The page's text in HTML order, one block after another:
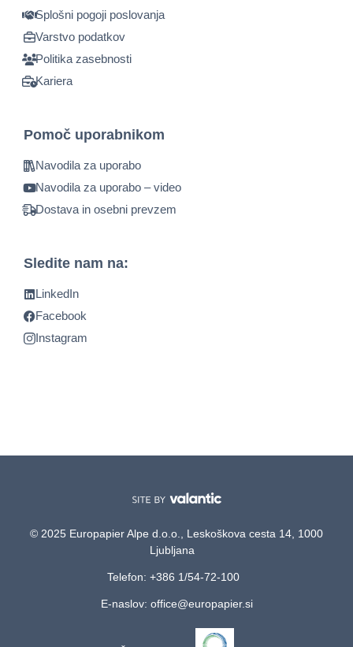
Splošni pogoji poslovanja
Varstvo podatkov
Politika zasebnosti
Kariera
Pomoč uporabnikom
Navodila za uporabo
Navodila za uporabo – video
Dostava in osebni prevzem
Sledite nam na:
LinkedIn
Facebook
Instagram
© 2025 Europapier Alpe d.o.o., Leskoškova cesta 14, 1000
Ljubljana
Telefon: +386 1/54-72-100
E-naslov: office@europapier.si